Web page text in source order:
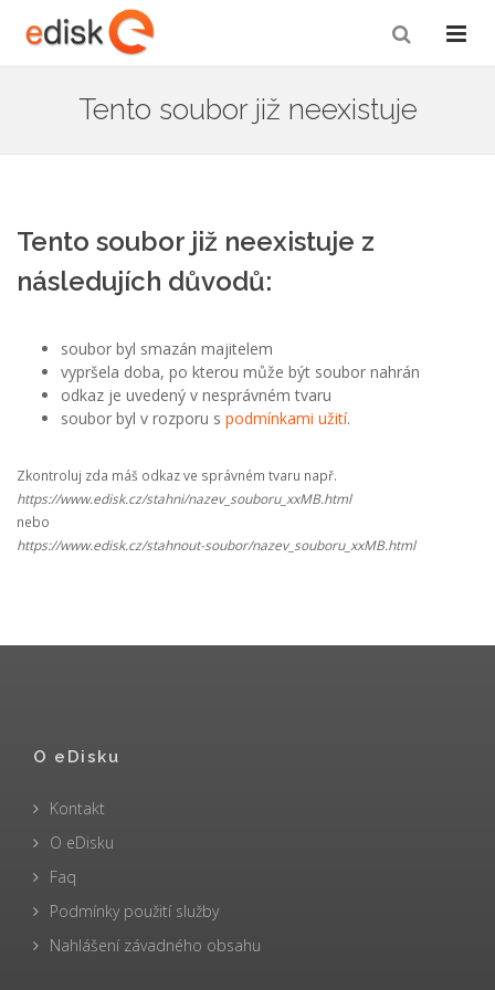
Tento soubor již neexistuje
Tento soubor již neexistuje z
následujích důvodů:
soubor byl smazán majitelem
vypršela doba, po kterou může být soubor nahrán
odkaz je uvedený v nesprávném tvaru
soubor byl v rozporu s podmínkami užití.
Zkontroluj zda máš odkaz ve správném tvaru např.
https://www.edisk.cz/stahni/nazev_souboru_xxMB.html
nebo
https://www.edisk.cz/stahnout-soubor/nazev_souboru_xxMB.html
O eDisku
Kontakt
O eDisku
Faq
Podmínky použití služby
Nahlášení závadného obsahu